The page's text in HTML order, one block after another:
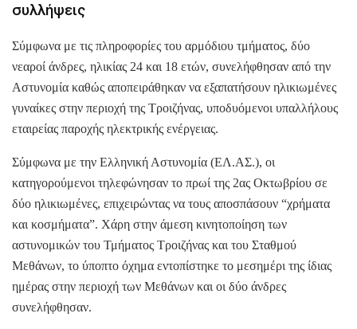
συλλήψεις
Σύμφωνα με τις πληροφορίες του αρμόδιου τμήματος, δύο
νεαροί άνδρες, ηλικίας 24 και 18 ετών, συνελήφθησαν από την
Αστυνομία καθώς αποπειράθηκαν να εξαπατήσουν ηλικιωμένες
γυναίκες στην περιοχή της Τροιζήνας, υποδυόμενοι υπαλλήλους
εταιρείας παροχής ηλεκτρικής ενέργειας.
Σύμφωνα με την Ελληνική Αστυνομία (ΕΛ.ΑΣ.), οι
κατηγορούμενοι τηλεφώνησαν το πρωί της 2ας Οκτωβρίου σε
δύο ηλικιωμένες, επιχειρώντας να τους αποσπάσουν “χρήματα
και κοσμήματα”. Χάρη στην άμεση κινητοποίηση των
αστυνομικών του Τμήματος Τροιζήνας και του Σταθμού
Μεθάνων, το ύποπτο όχημα εντοπίστηκε το μεσημέρι της ίδιας
ημέρας στην περιοχή των Μεθάνων και οι δύο άνδρες
συνελήφθησαν.